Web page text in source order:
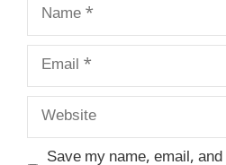
Email
Website
Save my name, email,